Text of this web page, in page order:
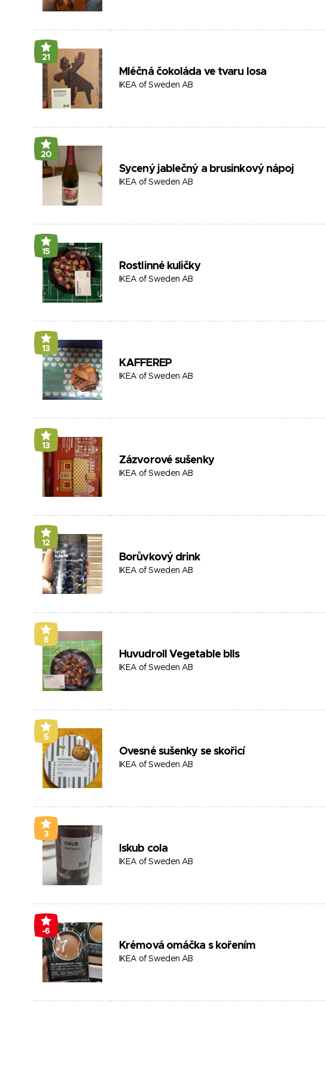
21
Mléčná čokoláda ve tvaru losa
IKEA of Sweden AB
20
Sycený jablečný a brusinkový nápoj
IKEA of Sweden AB
15
Rostlinné kuličky
IKEA of Sweden AB
13
KAFFEREP
IKEA of Sweden AB
13
Zázvorové sušenky
IKEA of Sweden AB
12
Borůvkový drink
IKEA of Sweden AB
8
Huvudroll Vegetable blls
IKEA of Sweden AB
5
Ovesné sušenky se skořicí
IKEA of Sweden AB
3
Iskub cola
IKEA of Sweden AB
-6
Krémová omáčka s kořením
IKEA of Sweden AB